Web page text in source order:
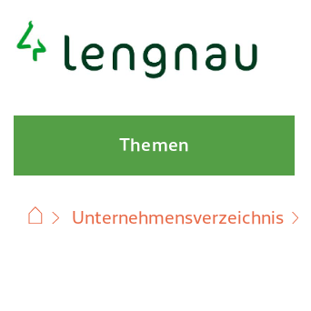
Schnellnavigation
Hauptnavigation
Themen
Unternehmensverzeichnis